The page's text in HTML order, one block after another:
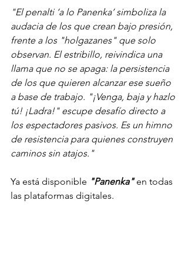
"El penalti ‘a lo Panenka’ simboliza la
audacia de los que crean bajo presión,
frente a los "holgazanes" que solo
observan. El estribillo, reivindica una
llama que no se apaga: la persistencia
de los que quieren alcanzar ese sueño
a base de trabajo. "¡Venga, baja y hazlo
tú! ¡Ladra!" escupe desafío directo a
los espectadores pasivos. Es un himno
de resistencia para quienes construyen
caminos sin atajos."
Ya está disponible "Panenka" en todas
las plataformas digitales.